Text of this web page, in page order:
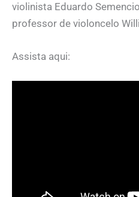
violinista Eduardo
professor de violoncelo
Assista aqui: